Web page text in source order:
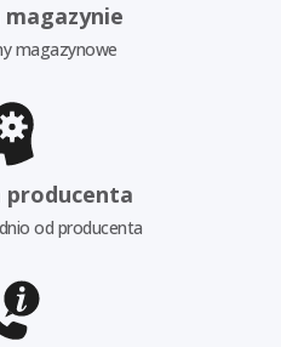
magazynowe
producenta
od producenta